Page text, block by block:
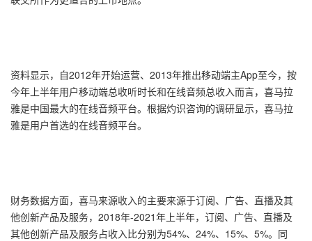
资料显示，自2012年开始运营、2013年推出移动端主App至今，按
今年上半年用户移动端总收听时长和在线音频总收入而言，喜马拉
雅是中国最大的在线音频平台。根据灼识咨询的调研显示，喜马拉
雅是用户首选的在线音频平台。
财务数据方面，喜马来源收入的主要来源于订阅、广告、直播及其
他创新产品及服务，2018年-2021年上半年，订阅、广告、直播及
其他创新产品及服务占收入比分别为54%、24%、15%、5%。同